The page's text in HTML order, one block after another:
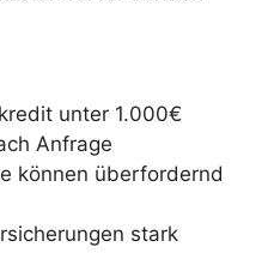
unter 1.000€
Anfrage
können überfordernd
stark